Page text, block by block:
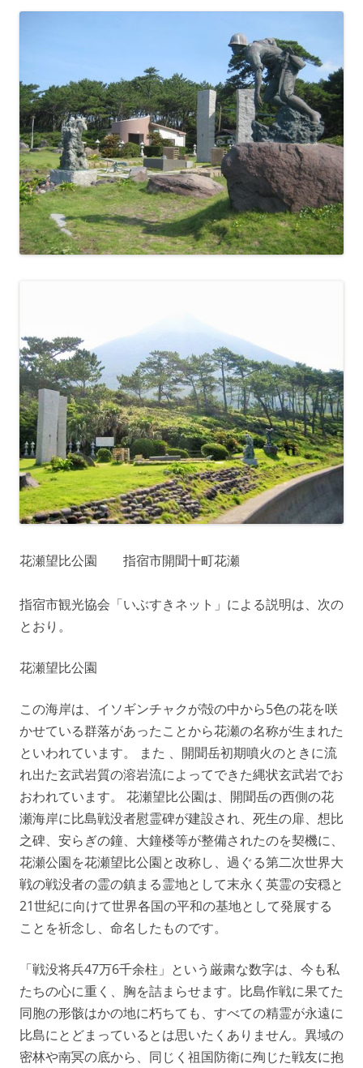
花瀬望比公園 指宿市開聞十町花瀬
指宿市観光協会「いぶすきネット」による説明は、次の
とおり。
花瀬望比公園
この海岸は、イソギンチャクが殻の中から5色の花を咲
かせている群落があったことから花瀬の名称が生まれた
といわれています。 また 、開聞岳初期噴火のときに流
れ出た玄武岩質の溶岩流によってできた縄状玄武岩でお
おわれています。 花瀬望比公園は、開聞岳の西側の花
瀬海岸に比島戦没者慰霊碑が建設され、死生の扉、想比
之碑、安らぎの鐘、大鐘楼等が整備されたのを契機に、
花瀬公園を花瀬望比公園と改称し、過ぐる第二次世界大
戦の戦没者の霊の鎮まる霊地として末永く英霊の安穏と
21世紀に向けて世界各国の平和の基地として発展する
ことを祈念し、命名したものです。
「戦没将兵47万6千余柱」という厳粛な数字は、今も私
たちの心に重く、胸を詰まらせます。比島作戦に果てた
同胞の形骸はかの地に朽ちても、すべての精霊が永遠に
比島にとどまっているとは思いたくありません。異域の
密林や南冥の底から、同じく祖国防衛に殉じた戦友に抱